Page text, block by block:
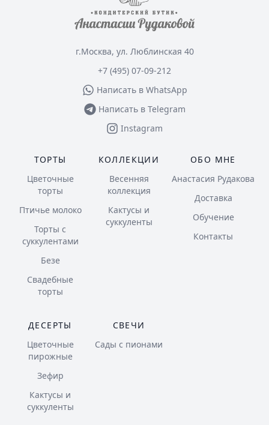
г.Москва, ул. Люблинская 40
+7 (495) 07-09-212
Написать в WhatsApp
Написать в Telegram
Instagram
ТОРТЫ
Цветочные
торты
Птичье молоко
Торты с
суккулентами
Безе
Свадебные
торты
ДЕСЕРТЫ
Цветочные
пирожные
Зефир
Кактусы и
суккуленты
КОЛЛЕКЦИИ
Весенняя
коллекция
Кактусы и
суккуленты
СВЕЧИ
Сады с пионами
ОБО МНЕ
Анастасия Рудакова
Доставка
Обучение
Контакты